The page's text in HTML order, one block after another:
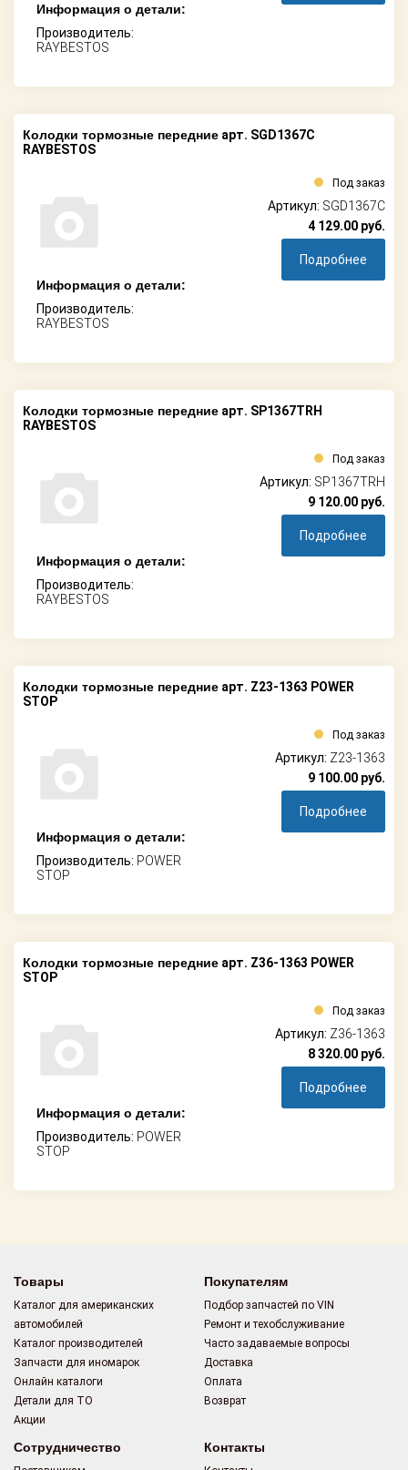
Информация о детали:
Производитель:
RAYBESTOS
Колодки тормозные передние арт. SGD1367C
RAYBESTOS
Информация о детали:
Производитель:
RAYBESTOS
Под заказ
Артикул: SGD1367C
4 129.00 руб.
Подробнее
Колодки тормозные передние арт. SP1367TRH
RAYBESTOS
Информация о детали:
Производитель:
RAYBESTOS
Под заказ
Артикул: SP1367TRH
9 120.00 руб.
Подробнее
Колодки тормозные передние арт. Z23-1363 POWER
STOP
Информация о детали:
Производитель: POWER
STOP
Под заказ
Артикул: Z23-1363
9 100.00 руб.
Подробнее
Колодки тормозные передние арт. Z36-1363 POWER
STOP
Информация о детали:
Производитель: POWER
STOP
Под заказ
Артикул: Z36-1363
8 320.00 руб.
Подробнее
Товары
Каталог для американских
автомобилей
Каталог производителей
Запчасти для иномарок
Онлайн каталоги
Детали для ТО
Акции
Покупателям
Подбор запчастей по VIN
Ремонт и техобслуживание
Часто задаваемые вопросы
Доставка
Оплата
Возврат
Сотрудничество Контакты